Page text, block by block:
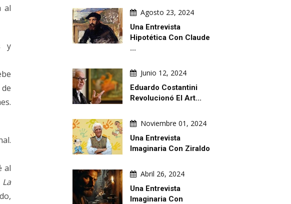
al
y
al
La
Agosto 23, 2024
Una Entrevista
Hipotética Con Claude
...
Junio 12, 2024
Eduardo Costantini
Revolucionó El Art...
Noviembre 01, 2024
Una Entrevista
Imaginaria Con Ziraldo
Abril 26, 2024
Una Entrevista
Imaginaria Con